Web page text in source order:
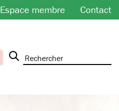
Espace membre Contact